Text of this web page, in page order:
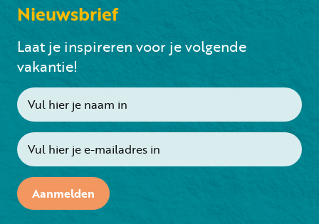
Nieuwsbrief
Laat je inspireren voor je volgende
vakantie!
Aanmelden